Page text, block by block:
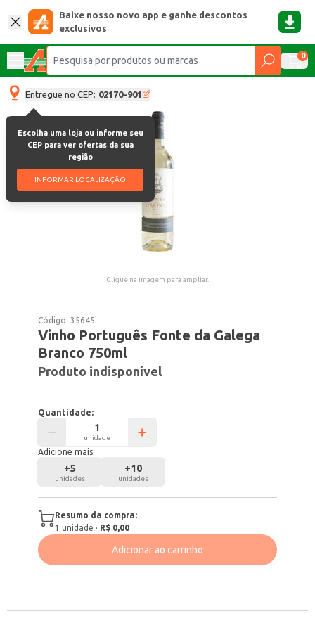
Baixe nosso novo app e ganhe descontos
exclusivos
0
Entregue no CEP: 02170-901
Escolha uma loja ou informe seu
CEP para ver ofertas da sua
região
INFORMAR LOCALIZAÇÃO
Clique na imagem para ampliar.
Código:35645
Vinho Português Fonte da Galega
Branco 750ml
Produto indisponível
Quantidade:
unidade
Adicione mais:
+5
unidades
+10
unidades
Resumo da compra:
1 unidade · R$ 0,00
Adicionar ao carrinho